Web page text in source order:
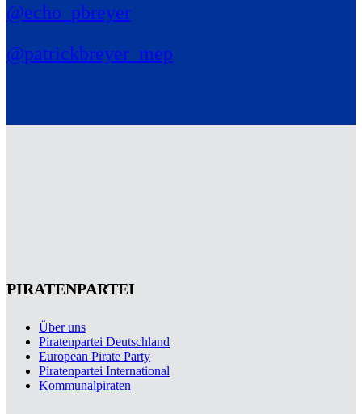
@echo_pbreyer
@patrickbreyer_mep
PIRATENPARTEI
Über uns
Piratenpartei Deutschland
European Pirate Party
Piratenpartei International
Kommunalpiraten